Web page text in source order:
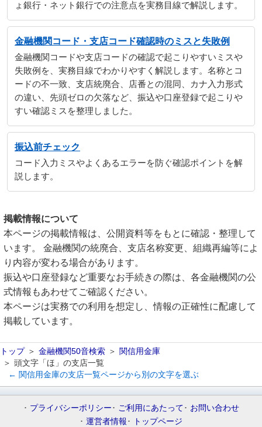
ょ銀行・ネット銀行での注意点を実務目線で解説します。
金融機関コード・支店コード確認時のミスと失敗例
金融機関コードや支店コードの確認で起こりやすいミスや
失敗例を、実務目線でわかりやすく解説します。名称とコ
ードの不一致、支店統廃合、店番との混同、カナ入力形式
の違い、先頭ゼロの欠落など、振込や口座登録で起こりや
すい確認ミスを整理しました。
振込前チェック
コード入力ミスやよくあるエラーを防ぐ確認ポイントを解
説します。
掲載情報について
本ページの掲載情報は、公開資料等をもとに確認・整理して
います。 金融機関の統廃合、支店名称変更、組織再編等によ
り内容が変わる場合があります。
振込や口座登録など重要なお手続きの際は、各金融機関の公
式情報もあわせてご確認ください。
本ページは実務での利用を想定し、情報の正確性に配慮して
掲載しています。
トップ 金融機関50音検索
関信用金庫
頭文字「ほ」の支店一覧
← 関信用金庫の支店一覧ページから別の文字を選ぶ
プライバシーポリシー ご利用にあたって
お問い合わせ
運営者情報
トップページ